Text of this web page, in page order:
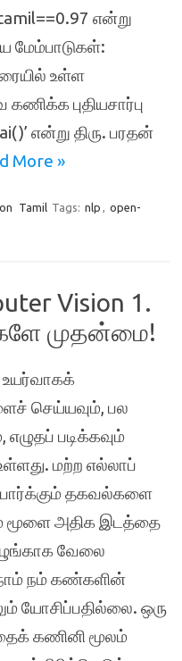
என்று
மேம்பாடுகள்:
உள்ள
புதியசார்பு
என்று திரு. பரதன்
More »
Tamil Tags: nlp , open-
Vision 1.
முதன்மை!
செய்யவும், பல
படிக்கவும்
மற்ற எல்லாப்
தகவல்களை
மூளை அதிக இடத்தை
வேலை
நம் கண்களின்
யோசிப்பதில்லை. ஒரு
கணினி மூலம்